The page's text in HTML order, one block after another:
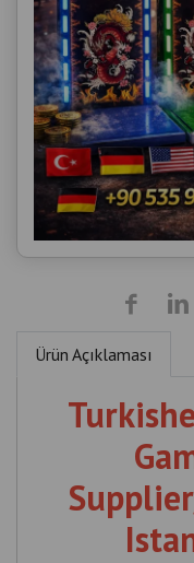
Ürün Açıklaması